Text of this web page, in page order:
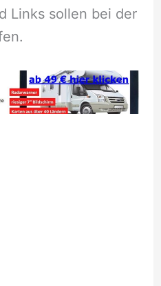
Links sollen bei der